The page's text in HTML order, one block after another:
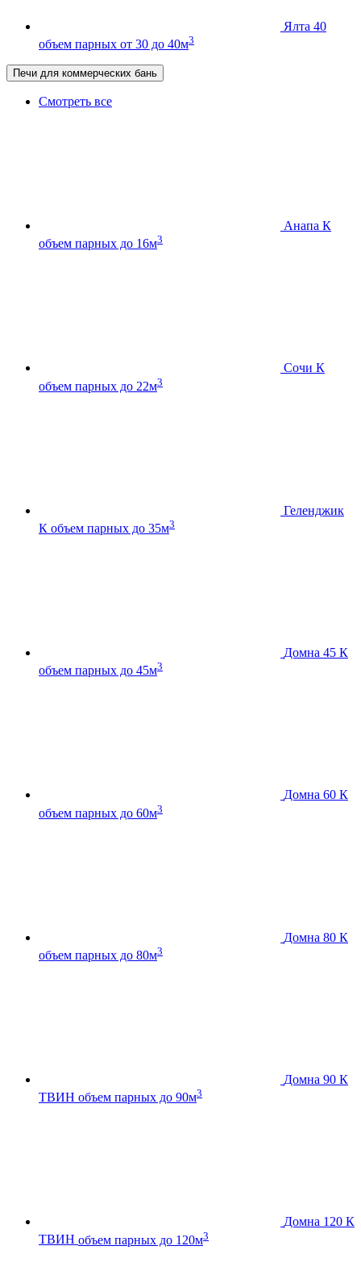
Ялта 40
объем парных от 30 до 40м3
Печи для коммерческих бань
Смотреть все
Анапа К
объем парных до 16м3
Сочи К
объем парных до 22м3
Геленджик
К объем парных до 35м3
Домна 45 К
объем парных до 45м3
Домна 60 К
объем парных до 60м3
Домна 80 К
объем парных до 80м3
Домна 90 К
ТВИН объем парных до 90м3
Домна 120 К
ТВИН объем парных до 120м3